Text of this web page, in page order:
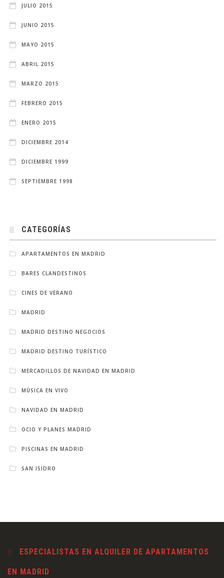
JULIO 2015
JUNIO 2015
MAYO 2015
ABRIL 2015
MARZO 2015
FEBRERO 2015
ENERO 2015
DICIEMBRE 2014
DICIEMBRE 1999
SEPTIEMBRE 1998
CATEGORÍAS
APARTAMENTOS EN MADRID
BARES CLANDESTINOS
CINES DE VERANO
MADRID
MADRID DESTINO NEGOCIOS
MADRID DESTINO TURÍSTICO
MERCADILLOS DE NAVIDAD EN MADRID
MÚSICA EN VIVO
NAVIDAD EN MADRID
OCIO Y PLANES MADRID
PISCINAS EN MADRID
SAN ISIDRO
ESPECIALISTAS EN ALQUILER DE APARTAMENTOS
EN MADRID